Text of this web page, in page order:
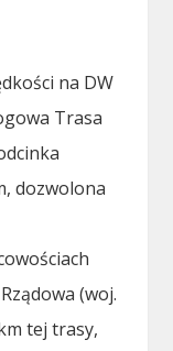
na DW
Trasa
dozwolona
(woj.
tej trasy,